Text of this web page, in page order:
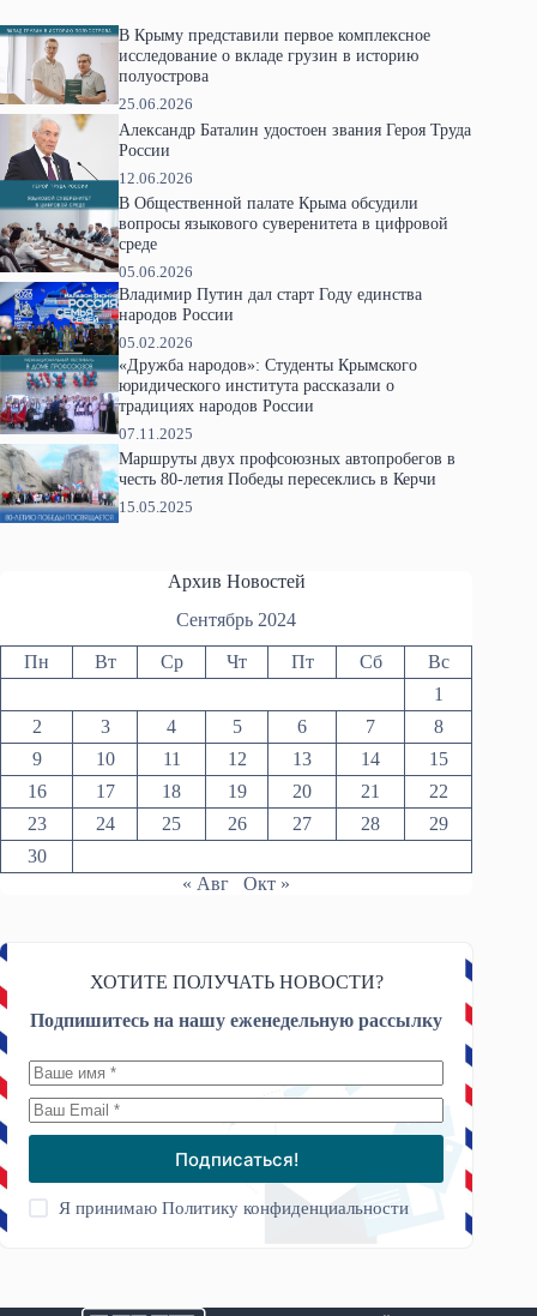
В Крыму представили первое комплексное
исследование о вкладе грузин в историю
полуострова
25.06.2026
Александр Баталин удостоен звания Героя Труда
России
12.06.2026
В Общественной палате Крыма обсудили
вопросы языкового суверенитета в цифровой
среде
05.06.2026
Владимир Путин дал старт Году единства
народов России
05.02.2026
«Дружба народов»: Студенты Крымского
юридического института рассказали о
традициях народов России
07.11.2025
Маршруты двух профсоюзных автопробегов в
честь 80-летия Победы пересеклись в Керчи
15.05.2025
Архив Новостей
Сентябрь 2024
Пн Вт Ср Чт Пт Сб
Вс
1
2
3 4 5 6 7
8
9
10 11 12 13 14
15
16
17 18 19 20 21
22
23
24 25 26 27 28
29
30
« Авг
Окт »
ХОТИТЕ ПОЛУЧАТЬ НОВОСТИ?
Подпишитесь на нашу еженедельную рассылку
Подписаться!
Я принимаюПолитику конфиденциальности